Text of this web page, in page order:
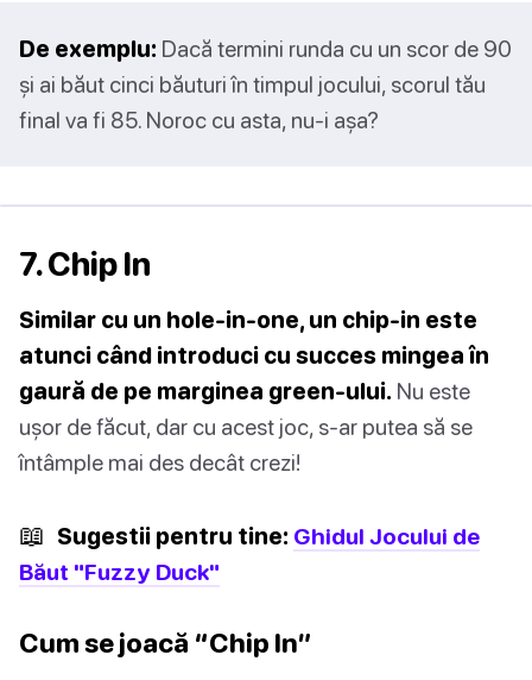
De exemplu: Dacă termini runda cu un scor de 90
și ai băut cinci băuturi în timpul jocului, scorul tău
final va fi 85. Noroc cu asta, nu-i așa?
7. Chip In
Similar cu un hole-in-one, un chip-in este
atunci când introduci cu succes mingea în
gaură de pe marginea green-ului. Nu este
ușor de făcut, dar cu acest joc, s-ar putea să se
întâmple mai des decât crezi!
📖 Sugestii pentru tine: Ghidul Jocului de
Băut "Fuzzy Duck"
Cum se joacă “Chip In”